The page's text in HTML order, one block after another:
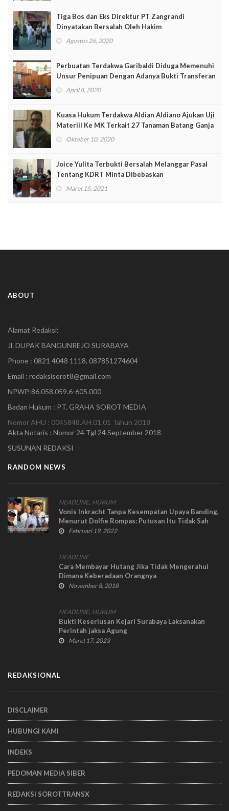
Tiga Bos dan Eks Direktur PT Zangrandi
Dinyatakan Bersalah Oleh Hakim
Agustus 26, 2020
Perbuatan Terdakwa Garibaldi Diduga Memenuhi
Unsur Penipuan Dengan Adanya Bukti Transferan
April 8, 2020
Kuasa Hukum Terdakwa Aldian Aldiano Ajukan Uji
Materiil Ke MK Terkait 27 Tanaman Batang Ganja
Oktober 10, 2020
Joice Yulita Terbukti Bersalah Melanggar Pasal
Tentang KDRT Minta Dibebaskan
Maret 15, 2021
ABOUT
Alamat Redaksi:
Jl. DUPAK BANGUNREJO SURABAYA
Phone : 0821 4048 1118, 087851274604
Email : redaksisorot8@gmail.com
NPWP:86.058.059.6-605.000
Badan Hukum : PT. GRAHA SOROT MEDIA
Nomor AHU : 0045848.AH.01.01 Tahun 2018
Akta Notaris : Nomor 24 Tgl 24 September 2018
SUSUNAN REDAKSI
RANDOM NEWS
HEADLINE, HUKUM
Vonis Inkracht Tanpa Kesempatan Upaya Banding,
Menurut Dolfie Rompas: Putusan Itu Tidak Sah
Februari 19, 2022
HEADLINE
Cara Membayar Hutang Jika Tidak Mengerahui
Dimana Keberadaan Orangnya
November 8, 2018
HEADLINE, HUKUM
Bukti Keseriusan Kejari Surabaya Laksanakan
Perintah jaksa Agung
Maret 17, 2023
REDAKSIONAL
DISCLAIMER
HUBUNGI KAMI
INDEKS
PEDOMAN MEDIA SIBER
REDAKSI SOROTTRANSX